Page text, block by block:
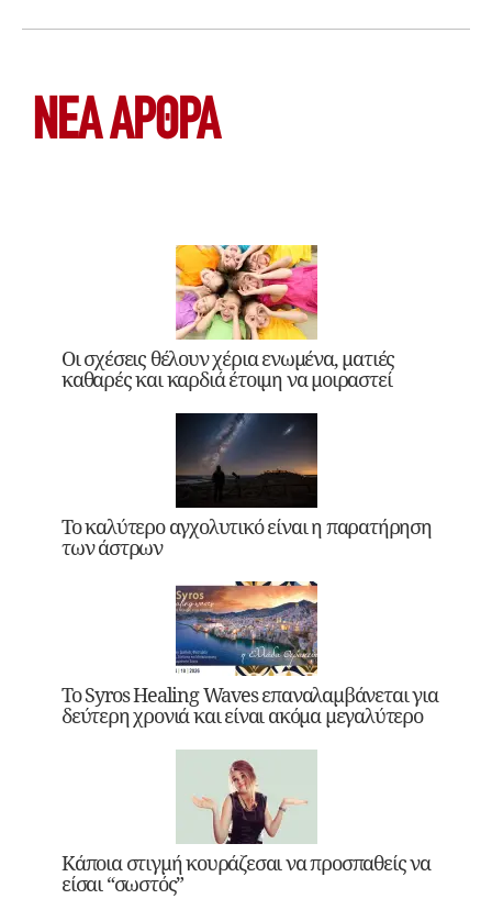
ΝΕΑ ΆΡΘΡΑ
Οι σχέσεις θέλουν χέρια ενωμένα, ματιές
καθαρές και καρδιά έτοιμη να μοιραστεί
Το καλύτερο αγχολυτικό είναι η παρατήρηση
των άστρων
Το Syros Healing Waves επαναλαμβάνεται για
δεύτερη χρονιά και είναι ακόμα μεγαλύτερο
Κάποια στιγμή κουράζεσαι να προσπαθείς να
είσαι “σωστός”